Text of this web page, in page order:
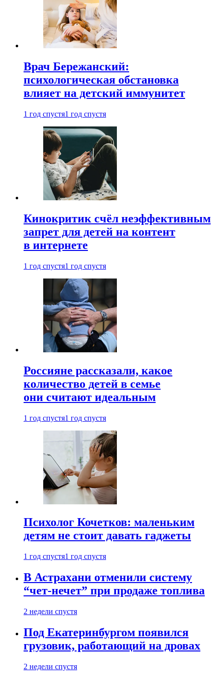
Врач Бережанский:
психологическая обстановка
влияет на детский иммунитет
1 год спустя1 год спустя
Кинокритик счёл неэффективным
запрет для детей на контент
в интернете
1 год спустя1 год спустя
Россияне рассказали, какое
количество детей в семье
они считают идеальным
1 год спустя1 год спустя
Психолог Кочетков: маленьким
детям не стоит давать гаджеты
1 год спустя1 год спустя
В Астрахани отменили систему
“чет-нечет” при продаже топлива
2 недели спустя
Под Екатеринбургом появился
грузовик, работающий на дровах
2 недели спустя